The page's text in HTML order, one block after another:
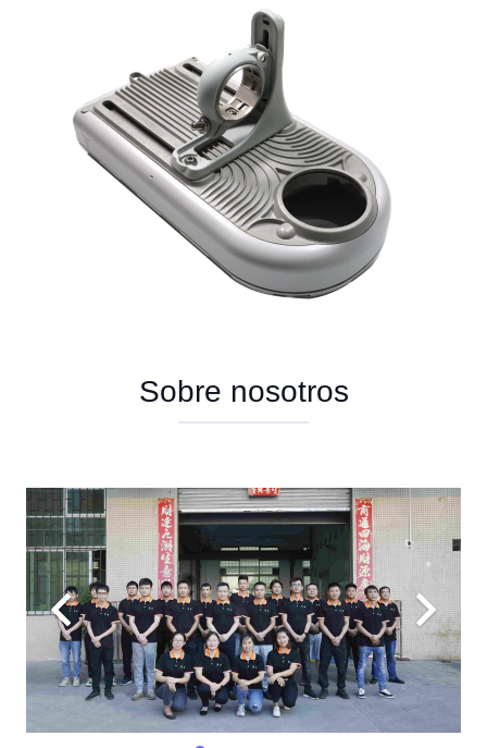
Sobre nosotros